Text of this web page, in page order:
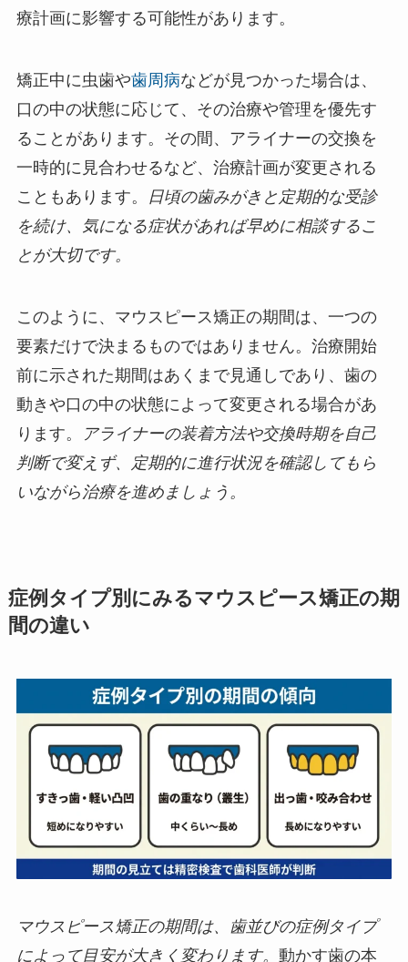
療計画に影響する可能性があります。
矯正中に虫歯や歯周病などが見つかった場合は、
口の中の状態に応じて、その治療や管理を優先す
ることがあります。その間、アライナーの交換を
一時的に見合わせるなど、治療計画が変更される
こともあります。
日頃の歯みがきと定期的な受診
を続け、気になる症状があれば早めに相談するこ
とが大切です。
このように、マウスピース矯正の期間は、一つの
要素だけで決まるものではありません。治療開始
前に示された期間はあくまで見通しであり、歯の
動きや口の中の状態によって変更される場合があ
ります。
アライナーの装着方法や交換時期を自己
判断で変えず、定期的に進行状況を確認してもら
いながら治療を進めましょう。
症例タイプ別にみるマウスピース矯正の期
間の違い
マウスピース矯正の期間は、歯並びの症例タイプ
によって目安が大きく変わります。 動かす歯の本